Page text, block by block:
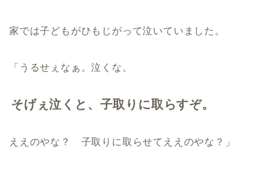
家では子どもがひもじがって泣いていました。
「うるせぇなぁ。泣くな。
そげぇ泣くと、子取りに取らすぞ。
ええのやな？ 子取りに取らせてええのやな？」